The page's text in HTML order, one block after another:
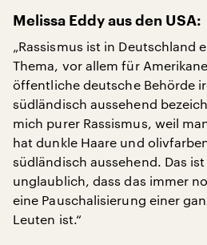
Melissa Eddy aus den USA:
„Rassismus ist in Deutschland
Thema, vor allem für
öffentliche deutsche Behörde
südländisch aussehend
mich purer Rassismus, weil
hat dunkle Haare und
südländisch aussehend. Das
unglaublich, dass das immer
eine Pauschalisierung einer
Leuten ist.“